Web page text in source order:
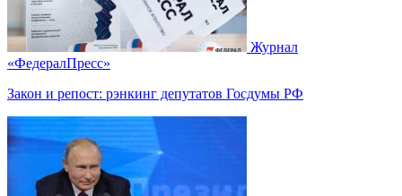
Журнал
«ФедералПресс»
Закон и репост: рэнкинг депутатов Госдумы РФ